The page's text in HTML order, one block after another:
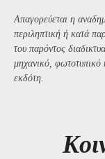
Απαγορεύεται η
περιληπτική ή κατά
του παρόντος
μηχανικό, φωτοτυπικό
εκδότη.